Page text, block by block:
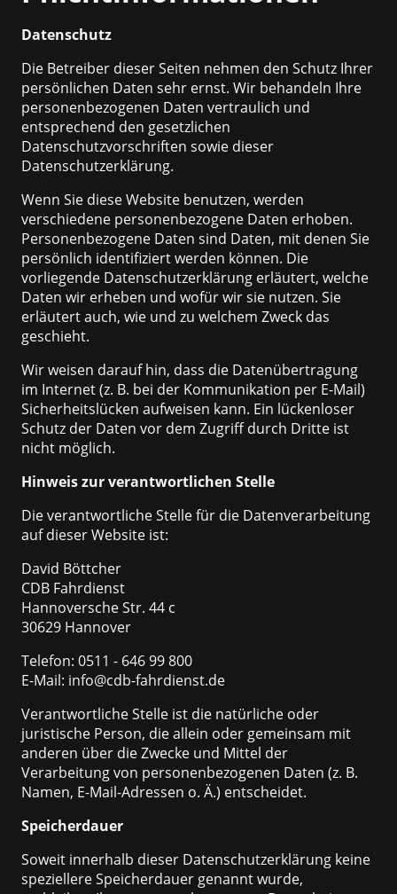
Datenschutz
Die Betreiber dieser Seiten nehmen den Schutz Ihrer
persönlichen Daten sehr ernst. Wir behandeln Ihre
personenbezogenen Daten vertraulich und
entsprechend den gesetzlichen
Datenschutzvorschriften sowie dieser
Datenschutzerklärung.
Wenn Sie diese Website benutzen, werden
verschiedene personenbezogene Daten erhoben.
Personenbezogene Daten sind Daten, mit denen Sie
persönlich identifiziert werden können. Die
vorliegende Datenschutzerklärung erläutert, welche
Daten wir erheben und wofür wir sie nutzen. Sie
erläutert auch, wie und zu welchem Zweck das
geschieht.
Wir weisen darauf hin, dass die Datenübertragung
im Internet (z. B. bei der Kommunikation per E-Mail)
Sicherheitslücken aufweisen kann. Ein lückenloser
Schutz der Daten vor dem Zugriff durch Dritte ist
nicht möglich.
Hinweis zur verantwortlichen Stelle
Die verantwortliche Stelle für die Datenverarbeitung
auf dieser Website ist:
David Böttcher
CDB Fahrdienst
Hannoversche Str. 44 c
30629 Hannover
Telefon: 0511 - 646 99 800
E-Mail: info@cdb-fahrdienst.de
Verantwortliche Stelle ist die natürliche oder
juristische Person, die allein oder gemeinsam mit
anderen über die Zwecke und Mittel der
Verarbeitung von personenbezogenen Daten (z. B.
Namen, E-Mail-Adressen o. Ä.) entscheidet.
Speicherdauer
Soweit innerhalb dieser Datenschutzerklärung keine
speziellere Speicherdauer genannt wurde,